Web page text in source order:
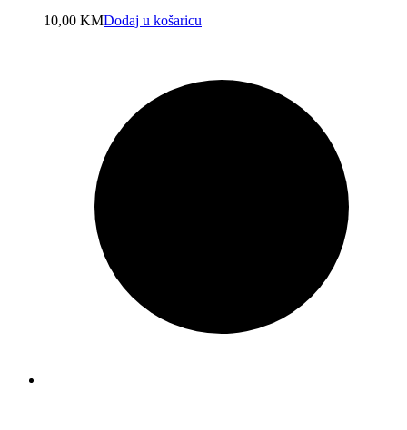
10,00 KMDodaj u košaricu